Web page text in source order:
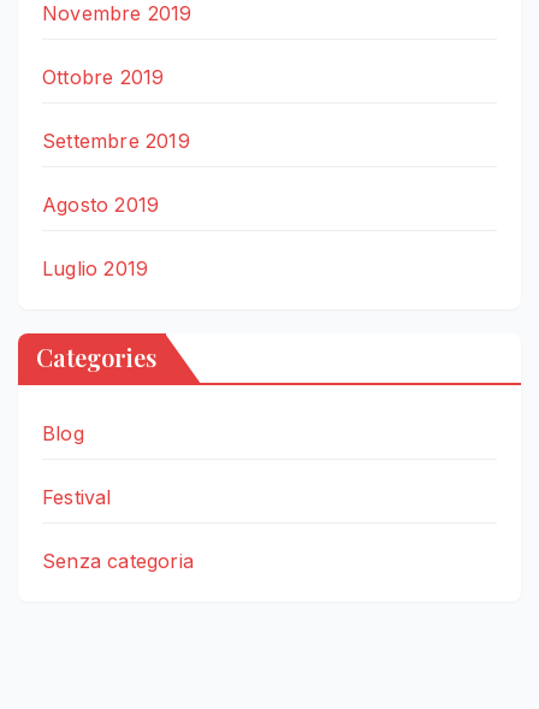
Novembre 2019
Ottobre 2019
Settembre 2019
Agosto 2019
Luglio 2019
Categories
Blog
Festival
Senza categoria